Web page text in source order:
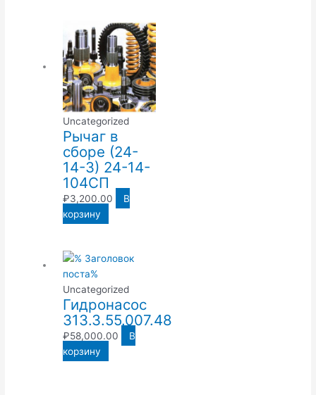
Uncategorized
Рычаг в
сборе (24-
14-3) 24-14-
104СП
₽3,200.00
В
корзину
Uncategorized
Гидронасос
313.3.55.007.48
₽58,000.00
В
корзину